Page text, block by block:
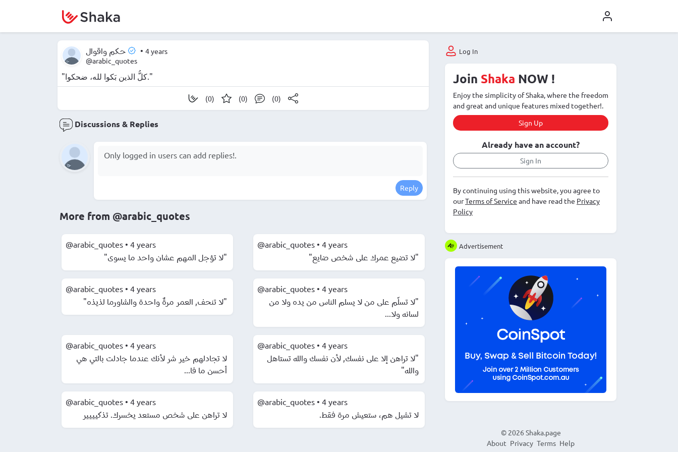
حكم واقوال • 4 years
@arabic_quotes
"كلُّ الذين بَكوا لله، ضحكوا."
(0) (0) (0)
Discussions & Replies
Reply
More from @arabic_quotes
@arabic_quotes • 4 years
"لا تؤجل المهم عشان واحد ما يسوى"
@arabic_quotes • 4 years
"لا تضيع عمرك على شخص ضايع"
@arabic_quotes • 4 years
"لا تنحف, العمر مرةٌ واحدة والشاورما لذيذه"
@arabic_quotes • 4 years
"لا تسلّم على من لا يسلم الناس من يده ولا من
لسانه ولا...
@arabic_quotes • 4 years
لا تجادلهم خير شر لأنك عندما جادلت بالتي هي
أحسن ما فا...
@arabic_quotes • 4 years
"لا تراهن إلا على نفسك, لأن نفسك والله تستاهل
والله"
@arabic_quotes • 4 years
لا تراهن على شخص مستعد يخسرك. تذكيييير
@arabic_quotes • 4 years
لا تشيل هم، ستعيش مرة فقط.
Log In
Join Shaka NOW !
Enjoy the simplicity of Shaka, where the freedom
and great and unique features mixed together!.
Sign Up
Already have an account?
Sign In
By continuing using this website, you agree to
ourTerms of Service and have read the Privacy
Policy
Advertisement
© 2026 Shaka.page
About Privacy Terms Help